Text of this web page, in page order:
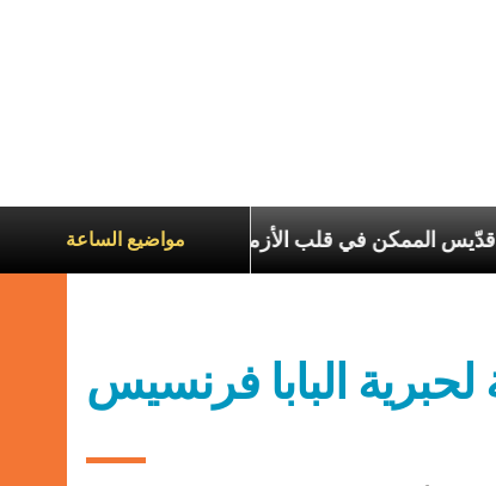
مواضيع الساعة
الحويك: قدّيس الممكن في قلب الأزمات
البابا فرنسيس